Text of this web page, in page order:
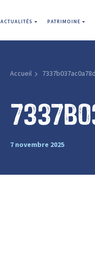
ACTUALITÉS PATRIMOINE
Accueil
7 novembre 2025